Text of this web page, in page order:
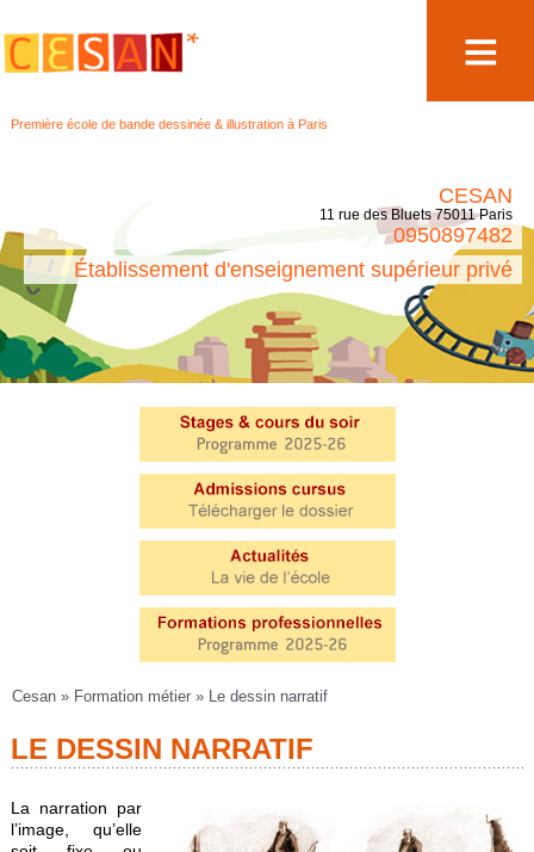
Première école de bande dessinée & illustration à Paris
au
CESAN
11 rue des Bluets 75011 Paris
0950897482
Établissement d'enseignement supérieur privé
Cesan » Formation métier » Le dessin narratif
LE DESSIN NARRATIF
La narration par
l’image, qu’elle